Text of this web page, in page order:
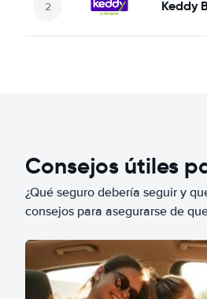
Keddy
Consejos útiles
¿Qué seguro debería seguir y
consejos para asegurarse de